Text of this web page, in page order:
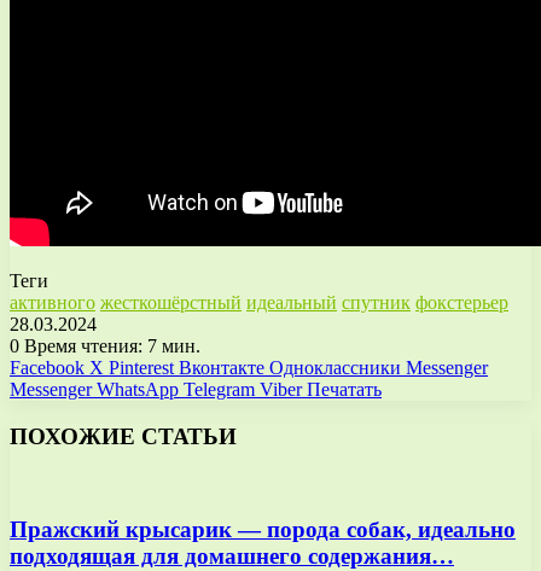
Теги
активного жесткошёрстный идеальный спутник фокстерьер
28.03.2024
0 Время чтения: 7 мин.
Facebook X Pinterest Вконтакте Одноклассники Messenger
Messenger WhatsApp Telegram Viber Печатать
ПОХОЖИЕ СТАТЬИ
Пражский крысарик — порода собак, идеально
подходящая для домашнего содержания…